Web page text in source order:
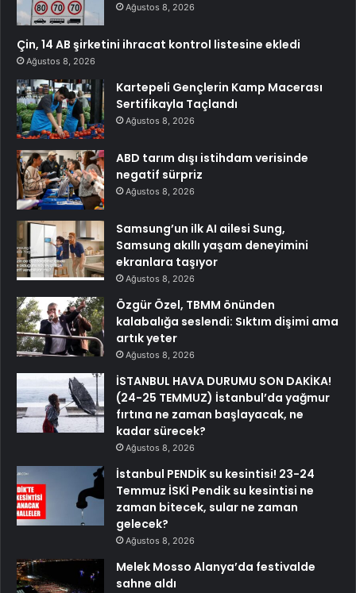
Ağustos 8, 2026
Çin, 14 AB şirketini ihracat kontrol listesine ekledi
Ağustos 8, 2026
Kartepeli Gençlerin Kamp Macerası
Sertifikayla Taçlandı
Ağustos 8, 2026
ABD tarım dışı istihdam verisinde
negatif sürpriz
Ağustos 8, 2026
Samsung’un ilk AI ailesi Sung,
Samsung akıllı yaşam deneyimini
ekranlara taşıyor
Ağustos 8, 2026
Özgür Özel, TBMM önünden
kalabalığa seslendi: Sıktım dişimi ama
artık yeter
Ağustos 8, 2026
İSTANBUL HAVA DURUMU SON DAKİKA!
(24-25 TEMMUZ) İstanbul’da yağmur
fırtına ne zaman başlayacak, ne
kadar sürecek?
Ağustos 8, 2026
İstanbul PENDİK su kesintisi! 23-24
Temmuz İSKİ Pendik su kesintisi ne
zaman bitecek, sular ne zaman
gelecek?
Ağustos 8, 2026
Melek Mosso Alanya’da festivalde
sahne aldı